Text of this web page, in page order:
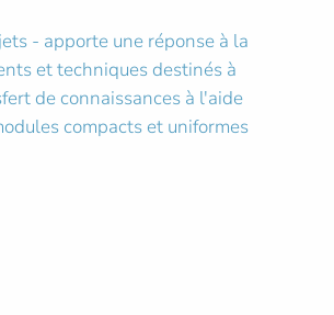
- apporte une réponse à la
et techniques destinés à
de connaissances à l'aide
compacts et uniformes